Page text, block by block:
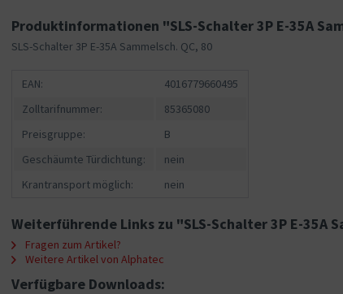
Produktinformationen "SLS-Schalter 3P E-35A
SLS-Schalter 3P E-35A Sammelsch. QC, 80
EAN:
4016779660495
Zolltarifnummer:
85365080
Preisgruppe:
B
Geschäumte Türdichtung:
nein
Krantransport möglich:
nein
Weiterführende Links zu "SLS-Schalter 3P E-35A
Fragen zum Artikel?
Weitere Artikel von Alphatec
Verfügbare Downloads: